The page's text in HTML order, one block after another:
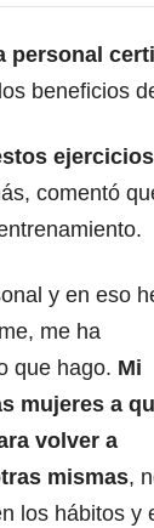
personal
beneficios
comentó
y en eso
me ha
que hago. Mi
mujeres a
volver a
mismas,
los hábitos y